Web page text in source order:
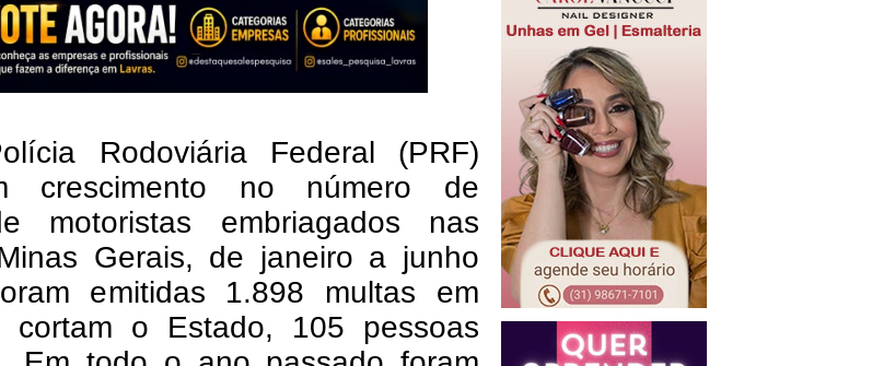
Rodoviária Federal (PRF)
crescimento no número de
motoristas embriagados nas
Gerais, de janeiro a junho
emitidas 1.898 multas em
cortam o Estado, 105 pessoas